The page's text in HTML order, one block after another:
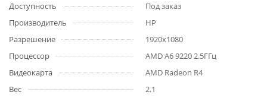
Доступность
Под заказ
Производитель
HP
Разрешение
1920x1080
Процессор
AMD A6 9220 2.5ГГц
Видеокарта
AMD Radeon R4
Вес
2.1